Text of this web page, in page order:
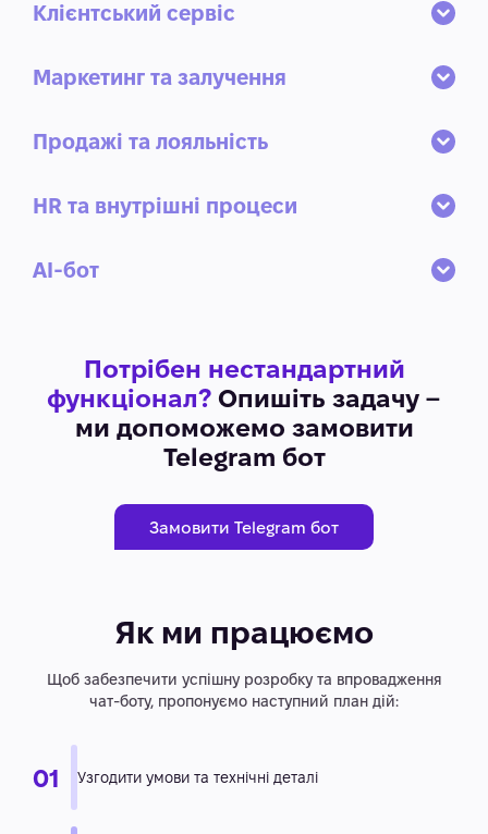
Клієнтський сервіс
Маркетинг та залучення
Продажі та лояльність
HR та внутрішні процеси
AI-бот
Потрібен нестандартний
функціонал? Опишіть задачу –
ми допоможемо замовити
Telegram бот
Замовити Telegram бот
Як ми працюємо
Щоб забезпечити успішну розробку та впровадження
чат-боту, пропонуємо наступний план дій: